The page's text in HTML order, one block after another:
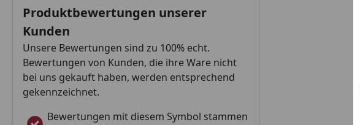
Produktbewertungen unserer
Kunden
Unsere Bewertungen sind zu 100% echt.
Bewertungen von Kunden, die ihre Ware nicht
bei uns gekauft haben, werden entsprechend
gekennzeichnet.
Bewertungen mit diesem Symbol stammen